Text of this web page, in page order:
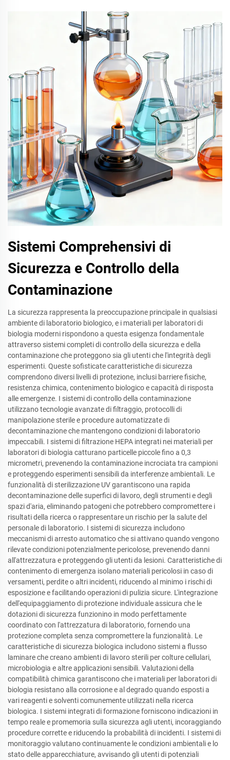
Sistemi Comprehensivi di
Sicurezza e Controllo della
Contaminazione
La sicurezza rappresenta la preoccupazione principale in qualsiasi
ambiente di laboratorio biologico, e i materiali per laboratori di
biologia moderni rispondono a questa esigenza fondamentale
attraverso sistemi completi di controllo della sicurezza e della
contaminazione che proteggono sia gli utenti che l'integrità degli
esperimenti. Queste sofisticate caratteristiche di sicurezza
comprendono diversi livelli di protezione, inclusi barriere fisiche,
resistenza chimica, contenimento biologico e capacità di risposta
alle emergenze. I sistemi di controllo della contaminazione
utilizzano tecnologie avanzate di filtraggio, protocolli di
manipolazione sterile e procedure automatizzate di
decontaminazione che mantengono condizioni di laboratorio
impeccabili. I sistemi di filtrazione HEPA integrati nei materiali per
laboratori di biologia catturano particelle piccole fino a 0,3
micrometri, prevenendo la contaminazione incrociata tra campioni
e proteggendo esperimenti sensibili da interferenze ambientali. Le
funzionalità di sterilizzazione UV garantiscono una rapida
decontaminazione delle superfici di lavoro, degli strumenti e degli
spazi d'aria, eliminando patogeni che potrebbero compromettere i
risultati della ricerca o rappresentare un rischio per la salute del
personale di laboratorio. I sistemi di sicurezza includono
meccanismi di arresto automatico che si attivano quando vengono
rilevate condizioni potenzialmente pericolose, prevenendo danni
all'attrezzatura e proteggendo gli utenti da lesioni. Caratteristiche di
contenimento di emergenza isolano materiali pericolosi in caso di
versamenti, perdite o altri incidenti, riducendo al minimo i rischi di
esposizione e facilitando operazioni di pulizia sicure. L'integrazione
dell'equipaggiamento di protezione individuale assicura che le
dotazioni di sicurezza funzionino in modo perfettamente
coordinato con l'attrezzatura di laboratorio, fornendo una
protezione completa senza compromettere la funzionalità. Le
caratteristiche di sicurezza biologica includono sistemi a flusso
laminare che creano ambienti di lavoro sterili per colture cellulari,
microbiologia e altre applicazioni sensibili. Valutazioni della
compatibilità chimica garantiscono che i materiali per laboratori di
biologia resistano alla corrosione e al degrado quando esposti a
vari reagenti e solventi comunemente utilizzati nella ricerca
biologica. I sistemi integrati di formazione forniscono indicazioni in
tempo reale e promemoria sulla sicurezza agli utenti, incoraggiando
procedure corrette e riducendo la probabilità di incidenti. I sistemi di
monitoraggio valutano continuamente le condizioni ambientali e lo
stato delle apparecchiature, avvisando gli utenti di potenziali